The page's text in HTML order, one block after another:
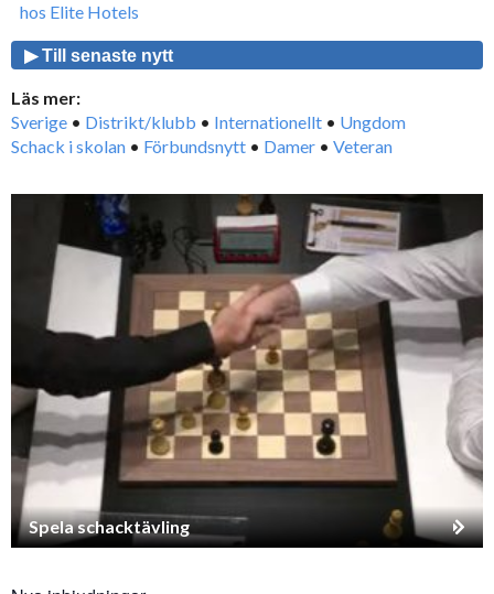
hos Elite Hotels
▶ Till senaste nytt
Läs mer:
Sverige • Distrikt/klubb • Internationellt • Ungdom
Schack i skolan • Förbundsnytt • Damer • Veteran
Spela schacktävling